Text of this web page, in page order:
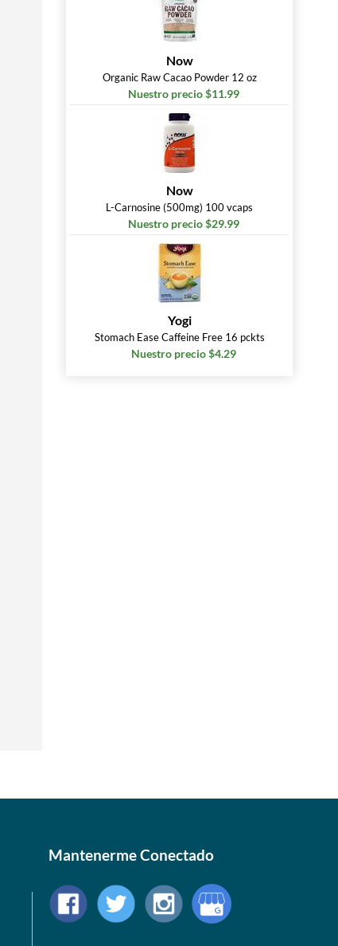
Now
Organic Raw Cacao Powder 12 oz
Nuestro precio $11.99
Now
L-Carnosine (500mg) 100 vcaps
Nuestro precio $29.99
Yogi
Stomach Ease Caffeine Free 16 pckts
Nuestro precio $4.29
Mantenerme Conectado